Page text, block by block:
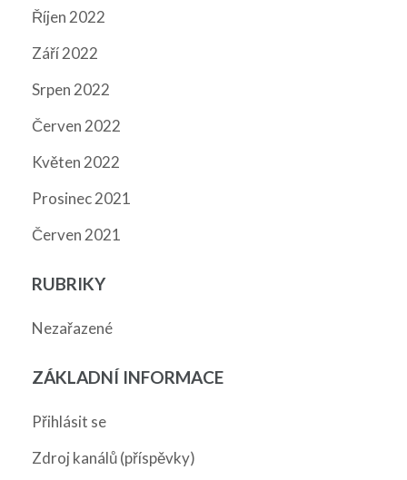
Říjen 2022
Září 2022
Srpen 2022
Červen 2022
Květen 2022
Prosinec 2021
Červen 2021
RUBRIKY
Nezařazené
ZÁKLADNÍ INFORMACE
Přihlásit se
Zdroj kanálů (příspěvky)